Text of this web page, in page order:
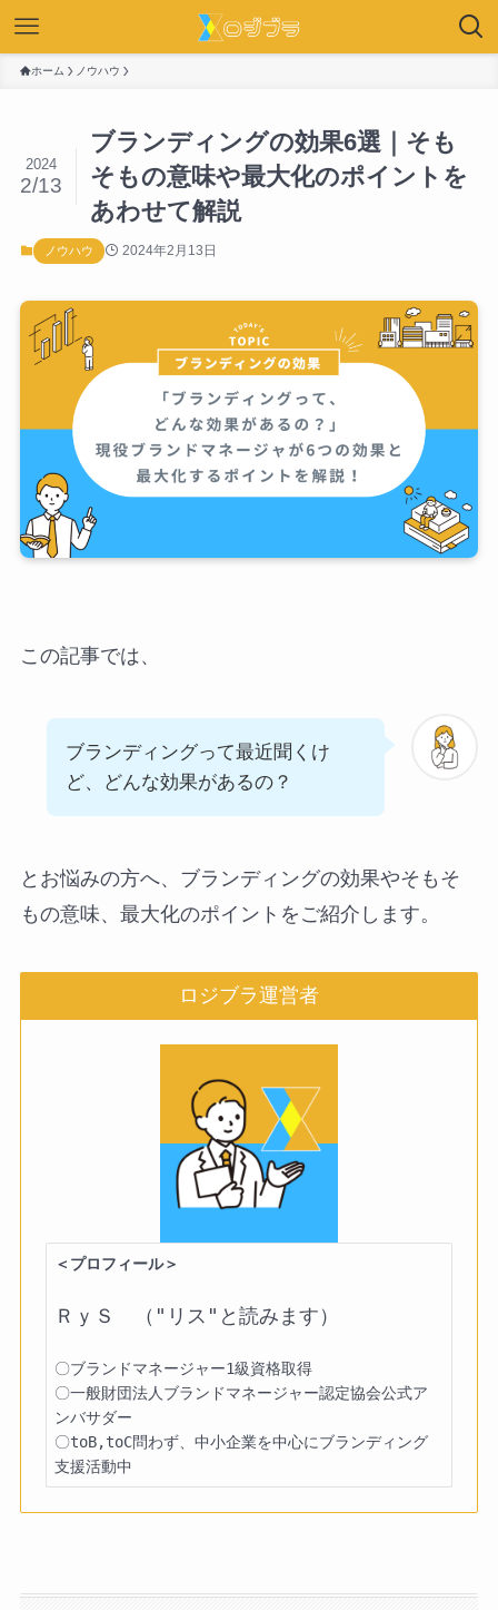
ホーム ノウハウ
ブランディングの効果6選｜そも
そもの意味や最大化のポイントを
あわせて解説
2024
2/13
ノウハウ 2024年2月13日
この記事では、
ブランディングって最近聞くけ
ど、どんな効果があるの？
とお悩みの方へ、ブランディングの効果やそもそ
もの意味、最大化のポイントをご紹介します。
ロジブラ運営者
＜プロフィール＞
ＲｙＳ　（"リス"と読みます）
〇ブランドマネージャー1級資格取得
〇一般財団法人ブランドマネージャー認定協会公式ア
ンバサダー
〇toB,toC問わず、中小企業を中心にブランディング
支援活動中